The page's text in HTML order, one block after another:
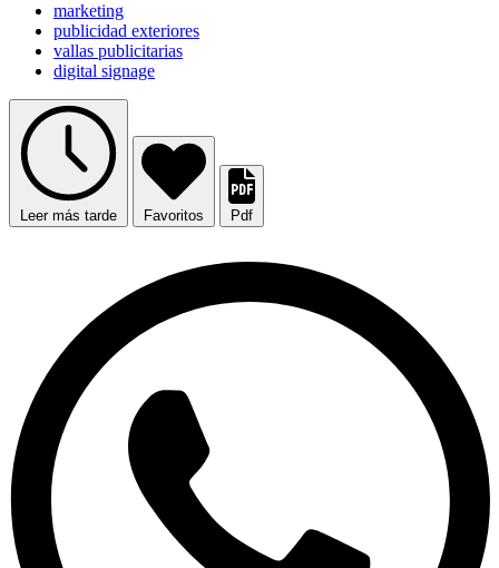
marketing
publicidad exteriores
vallas publicitarias
digital signage
Leer más tarde Favoritos Pdf